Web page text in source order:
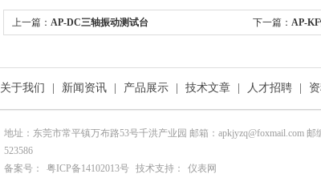
上一篇： AP-DC三轴振动测试台 下一篇： AP-
关于我们 新闻资讯 产品展示 技术文章 人才招聘
地址：东莞市常平镇万布路53号千洪产业园 邮箱：apkjyzq@foxmail.com 邮
523586
备案号：
粤ICP备14102013号 技术支持： 仪表网